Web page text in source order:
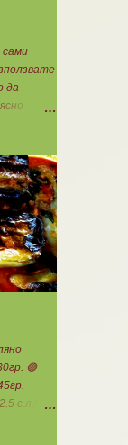
ри
за да
180
сами
да
до
за
салати...
да
като
Част
8бр.
🟢
с.л./